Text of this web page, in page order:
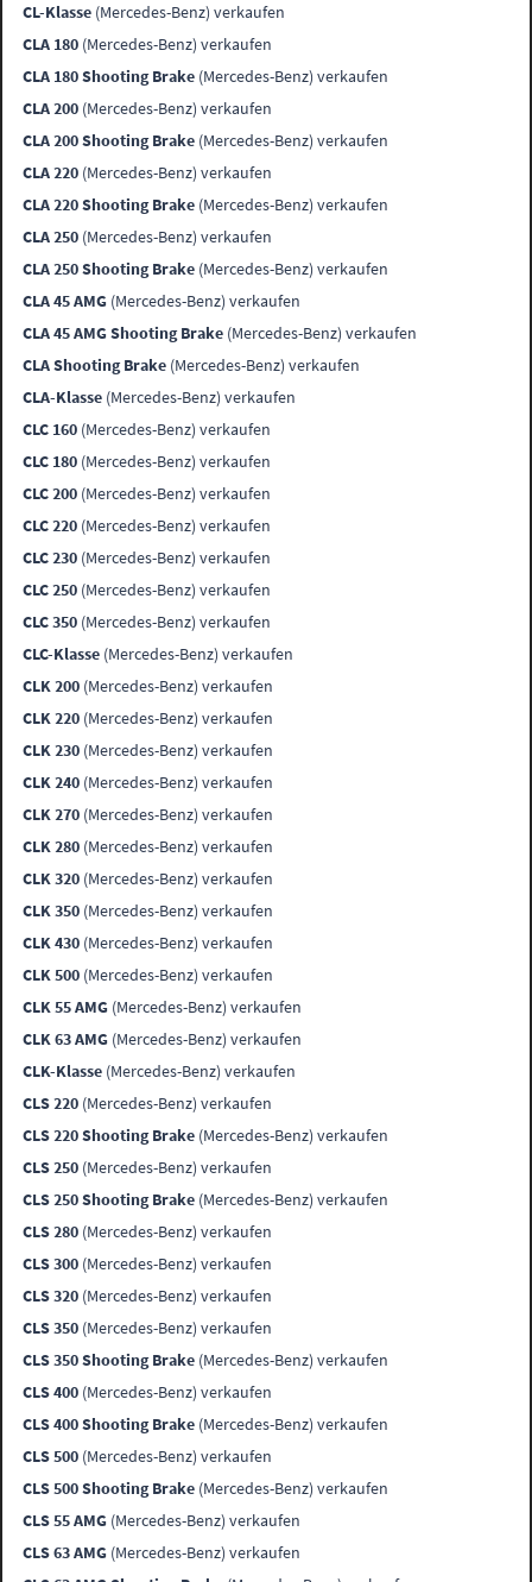
CL-Klasse (Mercedes-Benz) verkaufen
CLA 180 (Mercedes-Benz) verkaufen
CLA 180 Shooting Brake (Mercedes-Benz) verkaufen
CLA 200 (Mercedes-Benz) verkaufen
CLA 200 Shooting Brake (Mercedes-Benz) verkaufen
CLA 220 (Mercedes-Benz) verkaufen
CLA 220 Shooting Brake (Mercedes-Benz) verkaufen
CLA 250 (Mercedes-Benz) verkaufen
CLA 250 Shooting Brake (Mercedes-Benz) verkaufen
CLA 45 AMG (Mercedes-Benz) verkaufen
CLA 45 AMG Shooting Brake (Mercedes-Benz) verkaufen
CLA Shooting Brake (Mercedes-Benz) verkaufen
CLA-Klasse (Mercedes-Benz) verkaufen
CLC 160 (Mercedes-Benz) verkaufen
CLC 180 (Mercedes-Benz) verkaufen
CLC 200 (Mercedes-Benz) verkaufen
CLC 220 (Mercedes-Benz) verkaufen
CLC 230 (Mercedes-Benz) verkaufen
CLC 250 (Mercedes-Benz) verkaufen
CLC 350 (Mercedes-Benz) verkaufen
CLC-Klasse (Mercedes-Benz) verkaufen
CLK 200 (Mercedes-Benz) verkaufen
CLK 220 (Mercedes-Benz) verkaufen
CLK 230 (Mercedes-Benz) verkaufen
CLK 240 (Mercedes-Benz) verkaufen
CLK 270 (Mercedes-Benz) verkaufen
CLK 280 (Mercedes-Benz) verkaufen
CLK 320 (Mercedes-Benz) verkaufen
CLK 350 (Mercedes-Benz) verkaufen
CLK 430 (Mercedes-Benz) verkaufen
CLK 500 (Mercedes-Benz) verkaufen
CLK 55 AMG (Mercedes-Benz) verkaufen
CLK 63 AMG (Mercedes-Benz) verkaufen
CLK-Klasse (Mercedes-Benz) verkaufen
CLS 220 (Mercedes-Benz) verkaufen
CLS 220 Shooting Brake (Mercedes-Benz) verkaufen
CLS 250 (Mercedes-Benz) verkaufen
CLS 250 Shooting Brake (Mercedes-Benz) verkaufen
CLS 280 (Mercedes-Benz) verkaufen
CLS 300 (Mercedes-Benz) verkaufen
CLS 320 (Mercedes-Benz) verkaufen
CLS 350 (Mercedes-Benz) verkaufen
CLS 350 Shooting Brake (Mercedes-Benz) verkaufen
CLS 400 (Mercedes-Benz) verkaufen
CLS 400 Shooting Brake (Mercedes-Benz) verkaufen
CLS 500 (Mercedes-Benz) verkaufen
CLS 500 Shooting Brake (Mercedes-Benz) verkaufen
CLS 55 AMG (Mercedes-Benz) verkaufen
CLS 63 AMG (Mercedes-Benz) verkaufen